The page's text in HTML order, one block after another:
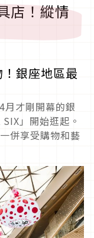
店！縱情
銀座地區最
月才剛開幕的銀
」開始逛起。
併享受購物和藝